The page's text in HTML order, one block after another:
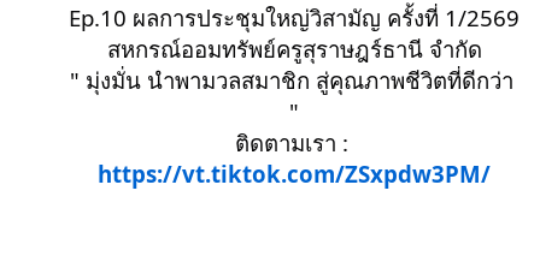
Ep.10 ผลการประชุมใหญ่วิสามัญ ครั้งที่ 1/2569
สหกรณ์ออมทรัพย์ครูสุราษฎร์ธานี จํากัด
" มุ่งมั่น นําพามวลสมาชิก สู่คุณภาพชีวิตที่ดีกว่า
"
https://vt.tiktok.com/ZSxpdw3PM/